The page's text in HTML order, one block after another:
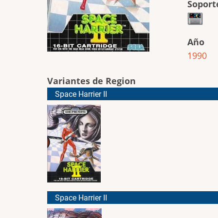
Año
1990
Variantes de Region
Space Harrier II
Space Harrier II